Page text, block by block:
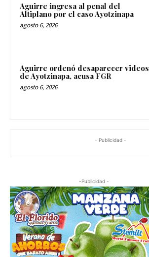
Aguirre ingresa al penal del
Altiplano por el caso Ayotzinapa
agosto 6, 2026
Aguirre ordenó desaparecer videos
de Ayotzinapa, acusa FGR
agosto 6, 2026
- Publicidad -
-Publicidad -